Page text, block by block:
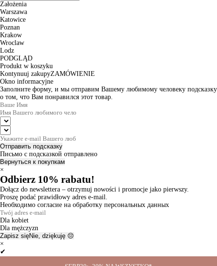
Założenia
Warszawa
Katowice
Poznan
Krakow
Wroclaw
Lodz
PODGLĄD
Produkt w koszyku
Kontynuuj zakupyZAMÓWIENIE
Okno informacyjne
Заполните форму, и мы отправим Вашему любимому человеку подсказку
о том, что Вам понравился этот товар.
Отправить подсказку
Письмо с подсказкой отправлено
Вернуться к покупкам
×
Odbierz 10% rabatu!
Dołącz do newslettera – otrzymuj nowości i promocje jako pierwszy.
Proszę podać prawidłowy adres e-mail.
Необходимо согласие на обработку персональных данных
Dla kobiet
Dla mężczyzn
Zapisz sięNie, dziękuję 😔
×
✔
Thanks for the subscription!